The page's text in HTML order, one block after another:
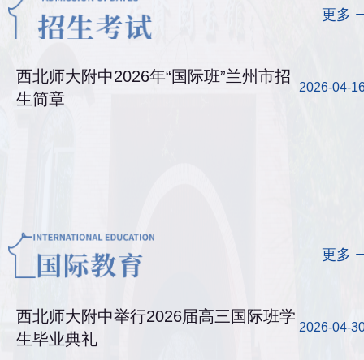
更多
西北师大附中2026年“国际班”兰州市招
生简章
2026-04-
更多
西北师大附中举行2026届高三国际班学
生毕业典礼
2026-04-